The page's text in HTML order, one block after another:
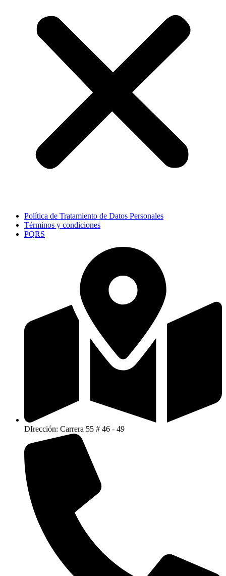
Política de Tratamiento de Datos Personales
Términos y condiciones
PQRS
DIrección: Carrera 55 # 46 - 49